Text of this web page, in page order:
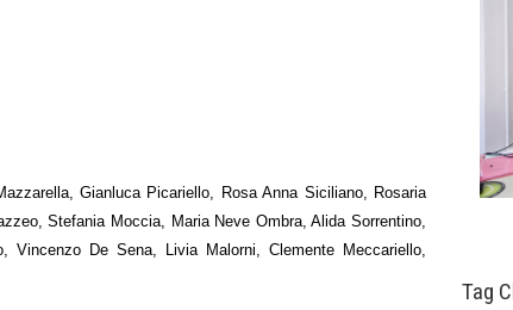
Gianluca Picariello, Rosa Anna Siciliano, Rosaria
Stefania Moccia, Maria Neve Ombra, Alida Sorrentino,
Vincenzo De Sena, Livia Malorni, Clemente Meccariello,
Tag